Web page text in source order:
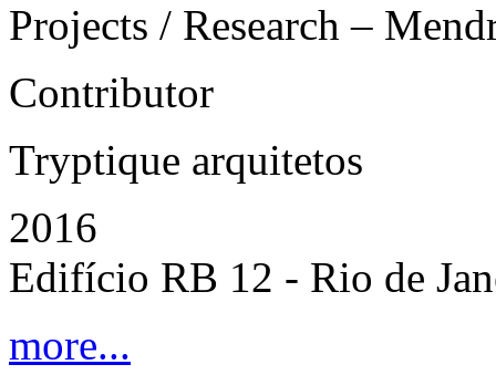
Projects / Research –
Contributor
Tryptique arquitetos
2016
Edifício RB 12 - Rio de
more...